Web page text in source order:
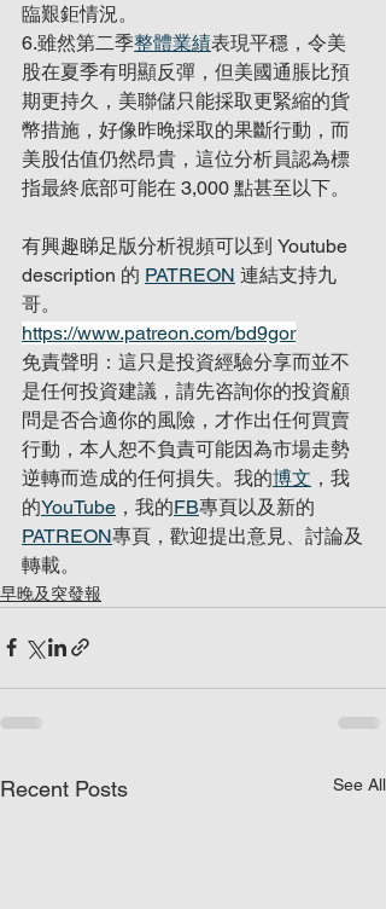
臨艱鉅情況。
6.雖然第二季整體業績表現平穩，令美
股在夏季有明顯反彈，但美國通脹比預
期更持久，美聯儲只能採取更緊縮的貨
幣措施，好像昨晚採取的果斷行動，而
美股估值仍然昂貴，這位分析員認為標
指最終底部可能在 3,000 點甚至以下。
有興趣睇足版分析視頻可以到 Youtube
description 的 PATREON 連結支持九
哥。
https://www.patreon.com/bd9gor
免責聲明：這只是投資經驗分享而並不
是任何投資建議，請先咨詢你的投資顧
問是否合適你的風險，才作出任何買賣
行動，本人恕不負責可能因為市場走勢
逆轉而造成的任何損失。我的博文 ，我
的YouTube ，我的FB專頁以及新的
PATREON專頁，歡迎提出意見、討論及
轉載。
早晚及突發報
Recent Posts See All